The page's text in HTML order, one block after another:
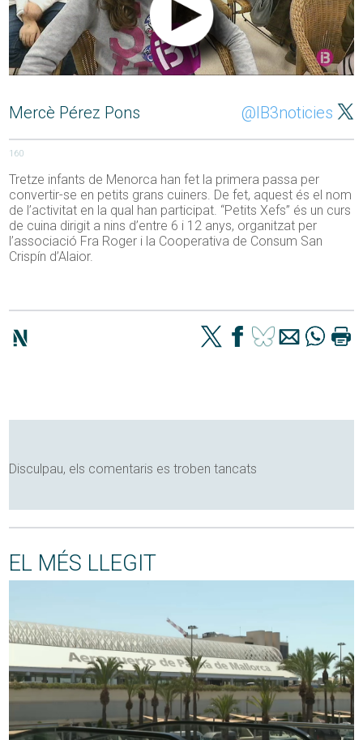
Mercè Pérez Pons @IB3noticies
160
Tretze infants de Menorca han fet la primera passa per
convertir-se en petits grans cuiners. De fet, aquest és el nom
de l’activitat en la qual han participat. “Petits Xefs” és un curs
de cuina dirigit a nins d’entre 6 i 12 anys, organitzat per
l’associació Fra Roger i la Cooperativa de Consum San
Crispín d’Alaior.
Disculpau, els comentaris es troben tancats
EL MÉS LLEGIT